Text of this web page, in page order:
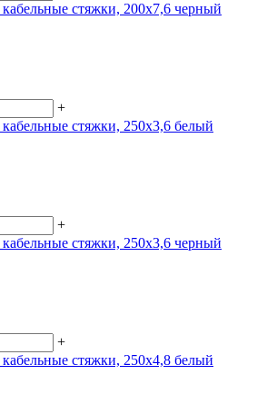
стяжки, 200х7,6 черный
+
стяжки, 250х3,6 белый
+
стяжки, 250х3,6 черный
+
стяжки, 250х4,8 белый